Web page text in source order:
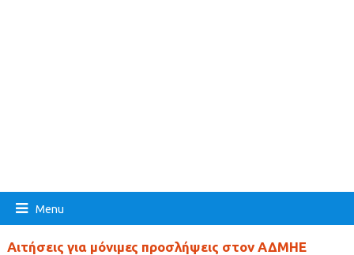
Menu
Αιτήσεις για μόνιμες προσλήψεις στον ΑΔΜΗΕ